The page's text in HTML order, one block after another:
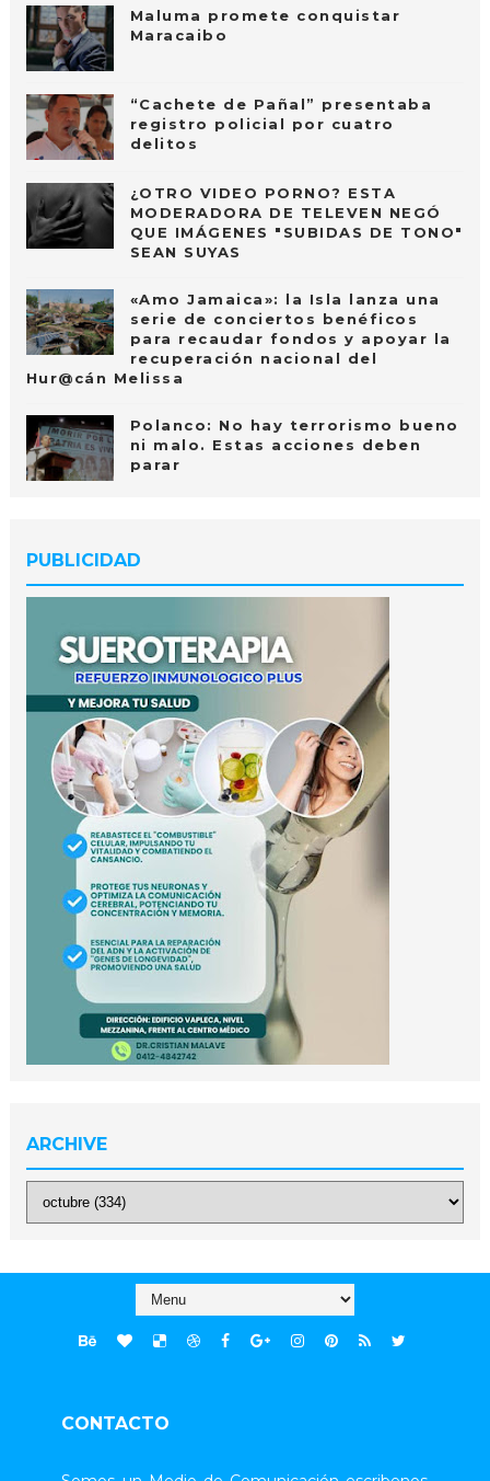
Maluma promete conquistar
Maracaibo
“Cachete de Pañal” presentaba
registro policial por cuatro
delitos
¿OTRO VIDEO PORNO? ESTA
MODERADORA DE TELEVEN NEGÓ
QUE IMÁGENES "SUBIDAS DE TONO"
SEAN SUYAS
«Amo Jamaica»: la Isla lanza una
serie de conciertos benéficos
para recaudar fondos y apoyar la
recuperación nacional del
Hur@cán Melissa
Polanco: No hay terrorismo bueno
ni malo. Estas acciones deben
parar
PUBLICIDAD
ARCHIVE
CONTACTO